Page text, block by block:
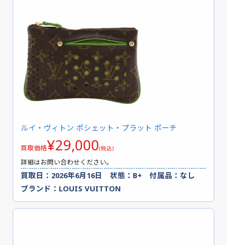
ルイ・ヴィトン ポシェット・プラット ポーチ
買取価格¥29,000(税込)
詳細はお問い合わせください。
買取日：2026年6月16日 状態：B+ 付属品：なし
ブランド：LOUIS VUITTON